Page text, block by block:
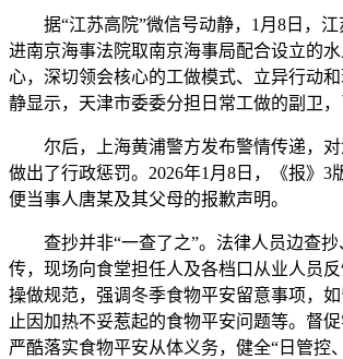
据“江苏高院”微信号动静，1月8日，江
进南京海事法院取南京海事局配合设立的
心，深切领会核心的工做模式、立异行动
静显示，天津市委委分担日常工做的副卫，
尔后，上海黄浦警方发布警情传递，对
做出了行政惩罚。2026年1月8日，《报》3
便当事人唐某及其父母的报歉声明。
查抄并非“一查了之”。法律人员边查抄
传，现场向食堂担任人及各档口从业人员
操做规范，强调冬季食物平安留意事项，
止因加热不妥惹起的食物平安问题等。督
严酷落实食物平安从体义务，健全“日管控